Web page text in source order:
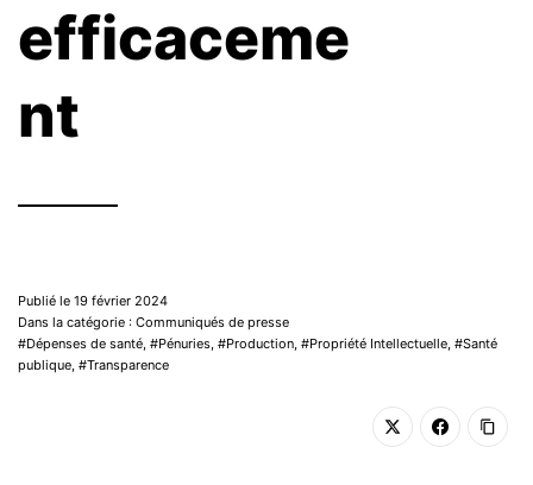
efficaceme
nt
Publié le 19 février 2024
Dans la catégorie : Communiqués de presse
Dépenses de santé
Pénuries Production Propriété Intellectuelle
Santé
publique
Transparence